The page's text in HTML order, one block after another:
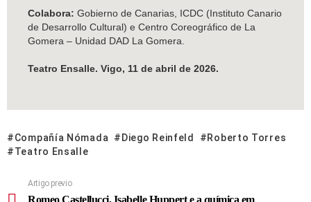
Colabora: Gobierno de Canarias, ICDC (Instituto Canario
de Desarrollo Cultural) e Centro Coreográfico de La
Gomera – Unidad DAD La Gomera.
Teatro Ensalle. Vigo, 11 de abril de 2026.
Compañía Nómada Diego Reinfeld
Roberto Torres
Teatro Ensalle
Artigo previo